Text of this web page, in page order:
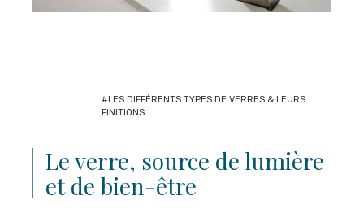
#LES DIFFÉRENTS TYPES DE VERRES & LEURS
FINITIONS
Le verre, source de lumière
et de bien-être